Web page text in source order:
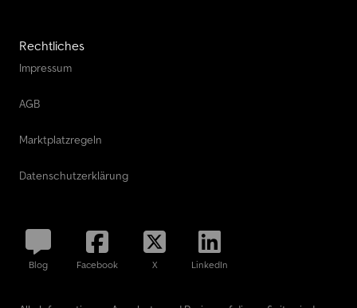
Rechtliches
Impressum
AGB
Marktplatzregeln
Datenschutzerklärung
Blog Facebook X LinkedIn